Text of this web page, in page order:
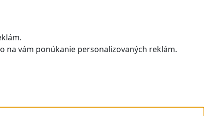
na vám ponúkanie personalizovaných reklám.